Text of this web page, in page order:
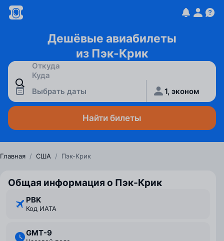
Дешёвые авиабилеты
из Пэк-Крик
Выбрать даты 1, эконом
Найти билеты
Главная / США / Пэк-Крик
Общая информация о Пэк-Крик
PBK
Код ИАТА
GMT-9